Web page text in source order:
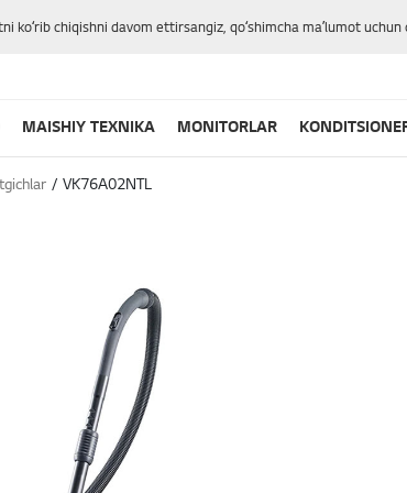
koʻrib chiqishni davom ettirsangiz, qoʻshimcha maʼlumot
MAISHIY TEXNIKA MONITORLAR
VK76A02NTL